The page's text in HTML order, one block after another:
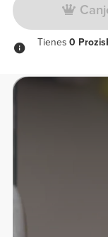
Tienes0